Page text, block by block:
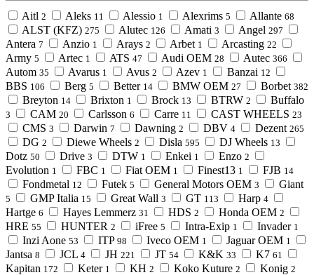
Aitl 2 Aleks 11 Alessio 1 Alexrims 5 Allante 68
ALST (KFZ) 275 Alutec 126 Amati 3 Angel 297
Antera 7 Anzio 1 Arays 2 Arbet 1 Arcasting 22
Army 5 Artec 1 ATS 47 Audi OEM 28 Autec 366
Autom 35 Avarus 1 Avus 2 Azev 1 Banzai 12
BBS 106 Berg 5 Better 14 BMW OEM 27 Borbet 382
Breyton 14 Brixton 1 Brock 13 BTRW 2 Buffalo
3 CAM 20 Carlsson 6 Carre 11 CAST WHEELS 23
CMS 3 Darwin 7 Dawning 2 DBV 4 Dezent 265
DG 2 Diewe Wheels 2 Disla 595 DJ Wheels 13
Dotz 50 Drive 3 DTW 1 Enkei 1 Enzo 2
Evolution 1 FBC 1 Fiat OEM 1 Finest13 1 FJB 14
Fondmetal 12 Futek 5 General Motors OEM 3 Giant
5 GMP Italia 15 Great Wall 3 GT 113 Harp 4
Hartge 6 Hayes Lemmerz 31 HDS 2 Honda OEM 2
HRE 55 HUNTER 2 iFree 5 Intra-Exip 1 Invader 1
Inzi Aone 53 ITP 98 Iveco OEM 1 Jaguar OEM 1
Jantsa 8 JCL 4 JH 221 JT 54 K&K 33 K7 61
Kapitan 172 Keter 1 KH 2 Koko Kuture 2 Konig 2